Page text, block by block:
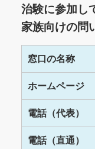
治験に参加し
家族向けの問
窓口の名称
ホームページ
電話（代表）
電話（直通）